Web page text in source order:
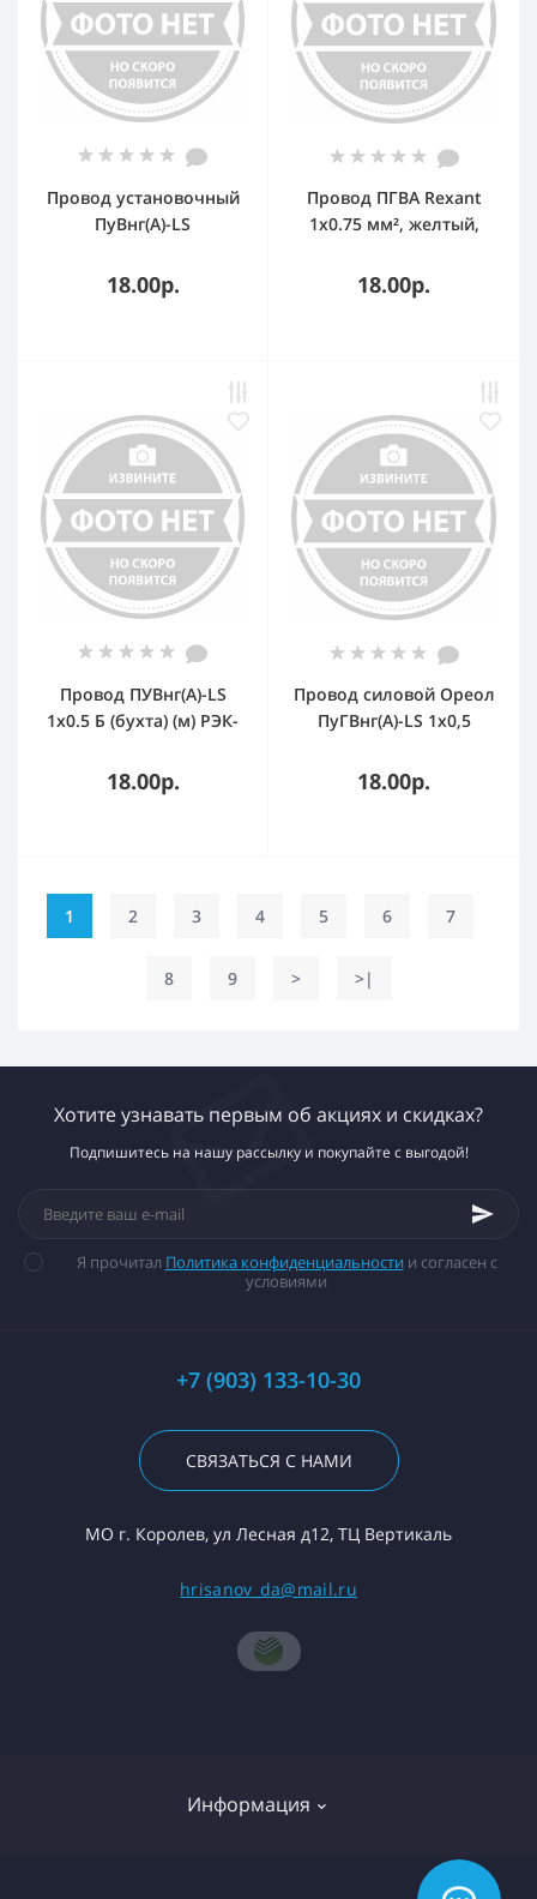
Провод установочный
ПуВнг(А)-LS
18.00р.
Провод ПГВА Rexant
1х0.75 мм², желтый,
18.00р.
Провод ПУВнг(А)-LS
1х0.5 Б (бухта) (м) РЭК-
18.00р.
Провод силовой Ореол
ПуГВнг(А)-LS 1х0,5
18.00р.
1 2 3 4 5 6 7
8 9 > >|
Хотите узнавать первым об акциях и скидках?
Подпишитесь на нашу рассылку и покупайте с выгодой!
Я прочитал Политика конфиденциальности и согласен с
условиями
+7 (903) 133-10-30
СВЯЗАТЬСЯ С НАМИ
МО г. Королев, ул Лесная д12, ТЦ Вертикаль
hrisanov_da@mail.ru
Информация